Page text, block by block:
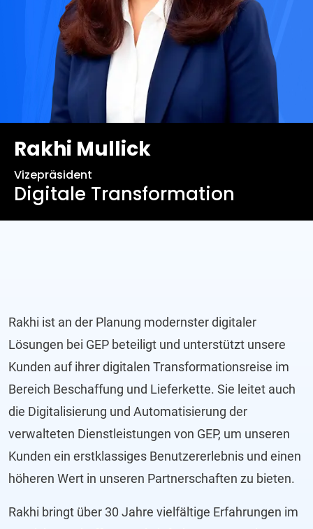
Rakhi Mullick
Vizepräsident
Digitale Transformation
Rakhi ist an der Planung modernster digitaler
Lösungen bei GEP beteiligt und unterstützt unsere
Kunden auf ihrer digitalen Transformationsreise im
Bereich Beschaffung und Lieferkette. Sie leitet auch
die Digitalisierung und Automatisierung der
verwalteten Dienstleistungen von GEP, um unseren
Kunden ein erstklassiges Benutzererlebnis und einen
höheren Wert in unseren Partnerschaften zu bieten.
Rakhi bringt über 30 Jahre vielfältige Erfahrungen im